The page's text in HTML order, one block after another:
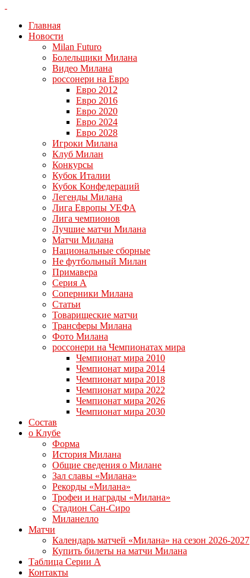
Главная
Новости
Milan Futuro
Болельщики Милана
Видео Милана
россонери на Евро
Евро 2012
Евро 2016
Евро 2020
Евро 2024
Евро 2028
Игроки Милана
Клуб Милан
Конкурсы
Кубок Италии
Кубок Конфедераций
Легенды Милана
Лига Европы УЕФА
Лига чемпионов
Лучшие матчи Милана
Матчи Милана
Национальные сборные
Не футбольный Милан
Примавера
Серия А
Соперники Милана
Статьи
Товарищеские матчи
Трансферы Милана
Фото Милана
россонери на Чемпионатах мира
Чемпионат мира 2010
Чемпионат мира 2014
Чемпионат мира 2018
Чемпионат мира 2022
Чемпионат мира 2026
Чемпионат мира 2030
Состав
о Клубе
Форма
История Милана
Общие сведения о Милане
Зал славы «Милана»
Рекорды «Милана»
Трофеи и награды «Милана»
Стадион Сан-Сиро
Миланелло
Матчи
Календарь матчей «Милана» на сезон 2026-2027
Купить билеты на матчи Милана
Таблица Серии А
Контакты